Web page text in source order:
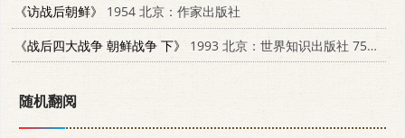
《访战后朝鲜》
1954 北京：作家出版社
《战后四大战争 朝鲜战争 下》
1993 北京：世界知识出版社 7501205523
随机翻阅